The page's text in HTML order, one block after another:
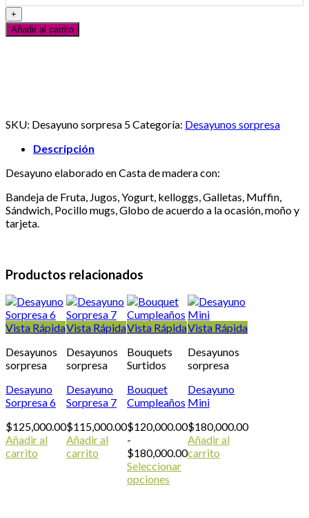
cantidad
Añadir al carrito
SKU: Desayuno sorpresa 5Categoría: Desayunos sorpresa
Descripción
Desayuno elaborado en Casta de madera con:
Bandeja de Fruta, Jugos, Yogurt, kelloggs, Galletas, Muffin,
Sándwich, Pocillo mugs, Globo de acuerdo a la ocasión, moño y
tarjeta.
Productos relacionados
Vista Rápida
Desayunos
sorpresa
Desayuno
Sorpresa 6
$125,000.00
Añadir al
carrito
Vista Rápida
Desayunos
sorpresa
Desayuno
Sorpresa 7
$115,000.00
Añadir al
carrito
Vista Rápida
Bouquets
Surtidos
Bouquet
Cumpleaños
$120,000.00
-
$180,000.00Rango
Seleccionar
opciones
Vista Rápida
Desayunos
sorpresa
Desayuno
Mini
$180,000.00
Añadir al
carrito